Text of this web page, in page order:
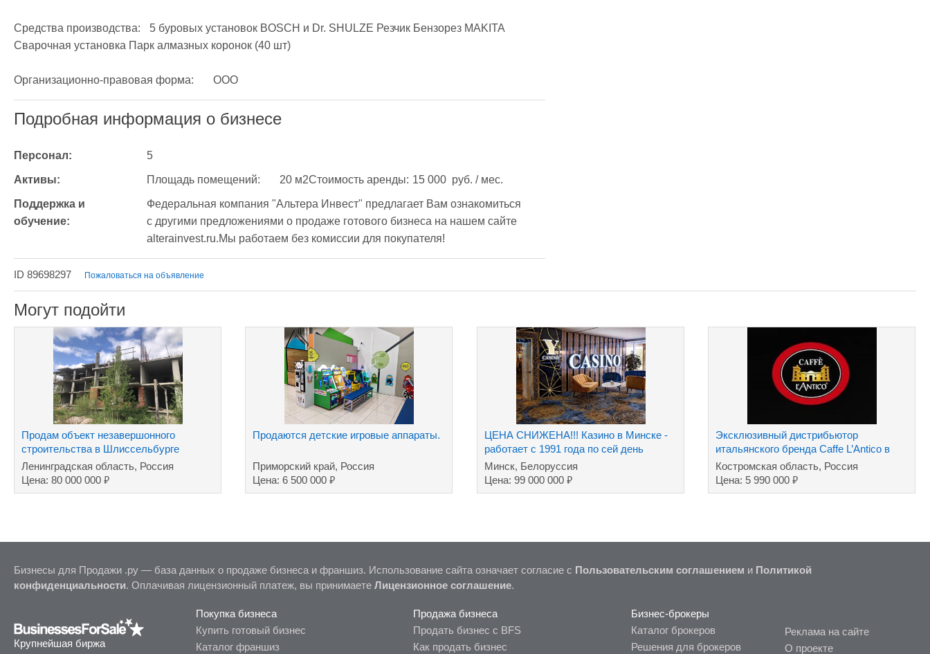
Средства производства:	 5 буровых установок BOSCH и Dr. SHULZE Резчик Бензорез MAKITA
Сварочная установка Парк алмазных коронок (40 шт)
Организационно-правовая форма:	ООО
Подробная информация о бизнесе
Персонал: 5
Активы: Площадь помещений:	20 м2Стоимость аренды:	15 000  руб. / мес.
Поддержка и
обучение:
Федеральная компания "Альтера Инвест" предлагает Вам ознакомиться
с другими предложениями о продаже готового бизнеса на нашем сайте
ID 89698297 Пожаловаться на объявление
Могут подойти
Продам объект незавершонного
строительства в Шлиссельбурге
Леноблость
Ленинградская область, Россия
Цена: 80 000 000 ₽
Продаются детские игровые аппараты.
Приморский край, Россия
Цена: 6 500 000₽
ЦЕНА СНИЖЕНА!!! Казино в Минске -
работает с 1991 года по сей день
Минск, Белоруссия
Цена: 99 000 000 ₽
Эксклюзивный дистрибьютор
итальянского бренда Caffe L’Antico в
России
Костромская область, Россия
Цена: 5 990 000₽
Бизнесы для Продажи .ру — база данных о продаже бизнеса и франшиз. Использование сайта означает согласие с Пользовательским соглашением и Политикой
конфиденциальности. Оплачивая лицензионный платеж, вы принимаете Лицензионное соглашение.
Крупнейшая биржа
Покупка бизнеса
Купить готовый бизнес
Каталог франшиз
Продажа бизнеса
Продать бизнес с BFS
Как продать бизнес
Бизнес-брокеры
Каталог брокеров
Решения для брокеров
Реклама на сайте
О проекте